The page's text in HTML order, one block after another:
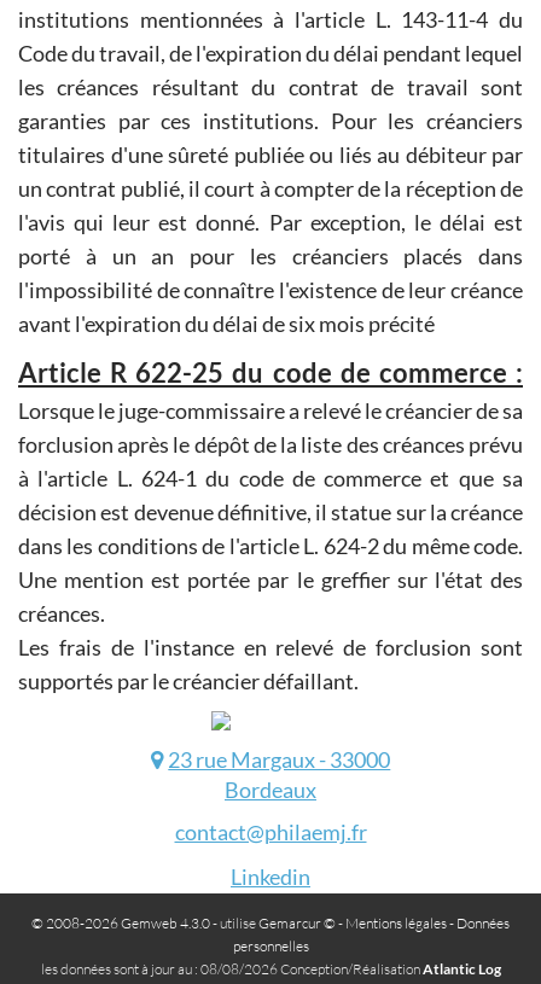
institutions mentionnées à l'article L. 143-11-4 du
Code du travail, de l'expiration du délai pendant lequel
les créances résultant du contrat de travail sont
garanties par ces institutions. Pour les créanciers
titulaires d'une sûreté publiée ou liés au débiteur par
un contrat publié, il court à compter de la réception de
l'avis qui leur est donné. Par exception, le délai est
porté à un an pour les créanciers placés dans
l'impossibilité de connaître l'existence de leur créance
avant l'expiration du délai de six mois précité
Article R 622-25 du code de commerce :
Lorsque le juge-commissaire a relevé le créancier de sa
forclusion après le dépôt de la liste des créances prévu
à l'article L. 624-1 du code de commerce et que sa
décision est devenue définitive, il statue sur la créance
dans les conditions de l'article L. 624-2 du même code.
Une mention est portée par le greffier sur l'état des
créances.
Les frais de l'instance en relevé de forclusion sont
supportés par le créancier défaillant.
23 rue Margaux - 33000
Bordeaux
contact@philaemj.fr
Linkedin
© 2008-2026 Gemweb 4.3.0- utiliseGemarcur © - Mentions légales- Données
personnelles
les données sont à jour au : 08/08/2026 Conception/RéalisationAtlantic Log